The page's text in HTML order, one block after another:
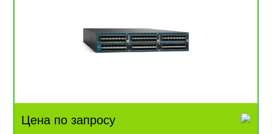
Цена по запросу